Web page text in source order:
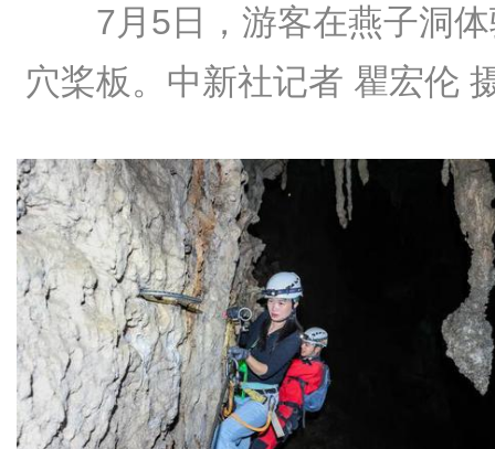
7月5日，游客在燕子洞
穴桨板。中新社记者 瞿宏伦